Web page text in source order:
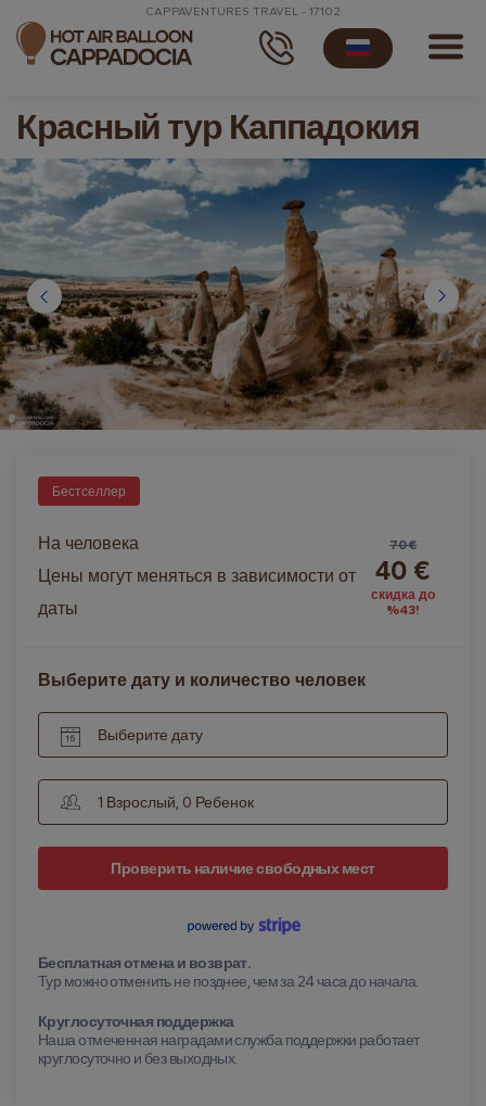
CAPPAVENTURES TRAVEL - 17102
Красный тур Каппадокия
Бестселлер
На человека
Цены могут меняться в зависимости от
даты
70 €
40 €
скидка до
%43!
Выберите дату и количество человек
Выберите дату
1 Взрослый, 0 Ребенок
Проверить наличие свободных мест
Бесплатная отмена и возврат.
Тур можно отменить не позднее, чем за 24 часа до начала.
Круглосуточная поддержка
Наша отмеченная наградами служба поддержки работает
круглосуточно и без выходных.